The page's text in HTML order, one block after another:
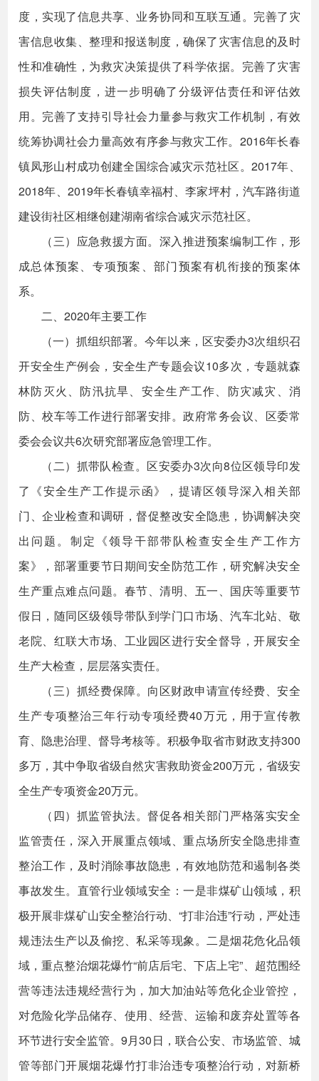
度，实现了信息共享、业务协同和互联互通。完善了灾
害信息收集、整理和报送制度，确保了灾害信息的及时
性和准确性，为救灾决策提供了科学依据。完善了灾害
损失评估制度，进一步明确了分级评估责任和评估效
用。完善了支持引导社会力量参与救灾工作机制，有效
统筹协调社会力量高效有序参与救灾工作。2016年长春
镇凤形山村成功创建全国综合减灾示范社区。2017年、
2018年、2019年长春镇幸福村、李家坪村，汽车路街道
建设街社区相继创建湖南省综合减灾示范社区。
（三）应急救援方面。深入推进预案编制工作，形
成总体预案、专项预案、部门预案有机衔接的预案体
系。
二、2020年主要工作
（一）抓组织部署。今年以来，区安委办3次组织召
开安全生产例会，安全生产专题会议10多次，专题就森
林防灭火、防汛抗旱、安全生产工作、防灾减灾、消
防、校车等工作进行部署安排。政府常务会议、区委常
委会会议共6次研究部署应急管理工作。
（二）抓带队检查。区安委办3次向8位区领导印发
了《安全生产工作提示函》，提请区领导深入相关部
门、企业检查和调研，督促整改安全隐患，协调解决突
出问题。制定《领导干部带队检查安全生产工作方
案》，部署重要节日期间安全防范工作，研究解决安全
生产重点难点问题。春节、清明、五一、国庆等重要节
假日，随同区级领导带队到学门口市场、汽车北站、敬
老院、红联大市场、工业园区进行安全督导，开展安全
生产大检查，层层落实责任。
（三）抓经费保障。向区财政申请宣传经费、安全
生产专项整治三年行动专项经费40万元，用于宣传教
育、隐患治理、督导考核等。积极争取省市财政支持300
多万，其中争取省级自然灾害救助资金200万元，省级安
全生产专项资金20万元。
（四）抓监管执法。督促各相关部门严格落实安全
监管责任，深入开展重点领域、重点场所安全隐患排查
整治工作，及时消除事故隐患，有效地防范和遏制各类
事故发生。直管行业领域安全：一是非煤矿山领域，积
极开展非煤矿山安全整治行动、“打非治违”行动，严处违
规违法生产以及偷挖、私采等现象。二是烟花危化品领
域，重点整治烟花爆竹“前店后宅、下店上宅”、超范围经
营等违法违规经营行为，加大加油站等危化企业管控，
对危险化学品储存、使用、经营、运输和废弃处置等各
环节进行安全监管。9月30日，联合公安、市场监管、城
管等部门开展烟花爆竹打非治违专项整治行动，对新桥